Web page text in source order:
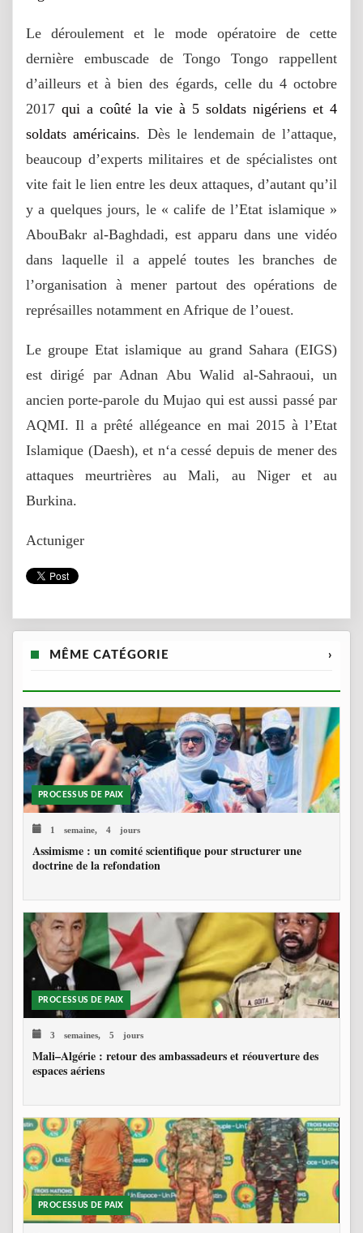
Le déroulement et le mode opératoire de cette
dernière embuscade de Tongo Tongo rappellent
d’ailleurs et à bien des égards, celle du 4 octobre
2017 qui a coûté la vie à 5 soldats nigériens et 4
soldats américains. Dès le lendemain de l’attaque,
beaucoup d’experts militaires et de spécialistes ont
vite fait le lien entre les deux attaques, d’autant qu’il
y a quelques jours, le « calife de l’Etat islamique »
AbouBakr al-Baghdadi, est apparu dans une vidéo
dans laquelle il a appelé toutes les branches de
l’organisation à mener partout des opérations de
représailles notamment en Afrique de l’ouest.
Le groupe Etat islamique au grand Sahara (EIGS)
est dirigé par Adnan Abu Walid al-Sahraoui, un
ancien porte-parole du Mujao qui est aussi passé par
AQMI. Il a prêté allégeance en mai 2015 à l’Etat
Islamique (Daesh), et n‘a cessé depuis de mener des
attaques meurtrières au Mali, au Niger et au
Burkina.
Actuniger
MÊME CATÉGORIE ›
PROCESSUS DE PAIX
1 semaine, 4 jours
Assimisme : un comité scientifique pour structurer une
doctrine de la refondation
PROCESSUS DE PAIX
3 semaines, 5 jours
Mali–Algérie : retour des ambassadeurs et réouverture des
espaces aériens
PROCESSUS DE PAIX